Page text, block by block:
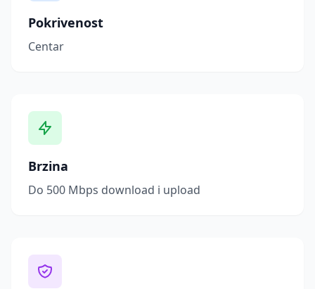
Pokrivenost
Centar
Brzina
Do 500 Mbps download i upload